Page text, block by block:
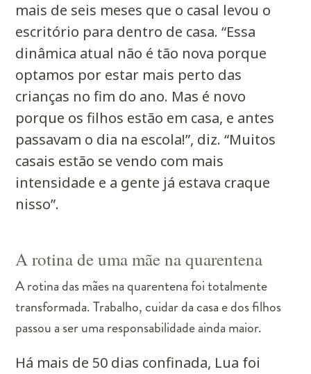
mais de seis meses que o casal levou o
escritório para dentro de casa. “Essa
dinâmica atual não é tão nova porque
optamos por estar mais perto das
crianças no fim do ano. Mas é novo
porque os filhos estão em casa, e antes
passavam o dia na escola!”, diz. “Muitos
casais estão se vendo com mais
intensidade e a gente já estava craque
nisso”.
A rotina de uma mãe na quarentena
A rotina das mães na quarentena foi totalmente
transformada. Trabalho, cuidar da casa e dos filhos
passou a ser uma responsabilidade ainda maior.
Há mais de 50 dias confinada, Lua foi